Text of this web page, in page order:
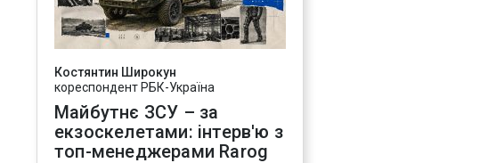
Костянтин Широкун
кореспондент РБК-Україна
Майбутнє ЗСУ – за
екзоскелетами: інтерв'ю з
топ-менеджерами Rarog